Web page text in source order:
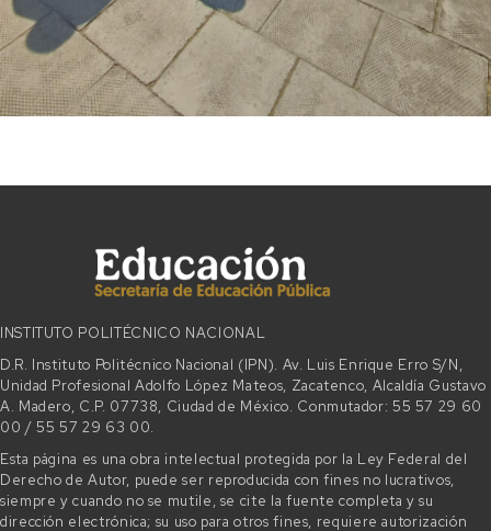
INSTITUTO POLITÉCNICO NACIONAL
D.R. Instituto Politécnico Nacional (IPN). Av. Luis Enrique Erro S/N,
Unidad Profesional Adolfo López Mateos, Zacatenco, Alcaldía Gustavo
A. Madero, C.P. 07738, Ciudad de México. Conmutador: 55 57 29 60
00 / 55 57 29 63 00.
Esta página es una obra intelectual protegida por la Ley Federal del
Derecho de Autor, puede ser reproducida con fines no lucrativos,
siempre y cuando no se mutile, se cite la fuente completa y su
dirección electrónica; su uso para otros fines, requiere autorización